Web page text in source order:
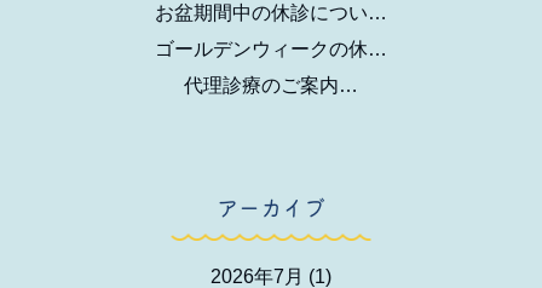
お盆期間中の休診につい…
ゴールデンウィークの休…
代理診療のご案内…
アーカイブ
2026年7月 (1)